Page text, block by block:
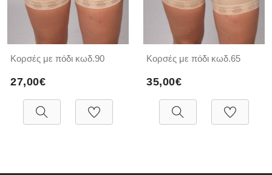
Κορσές με πόδι κωδ.90
27,00€
Κορσές με πόδι κωδ.65
35,00€